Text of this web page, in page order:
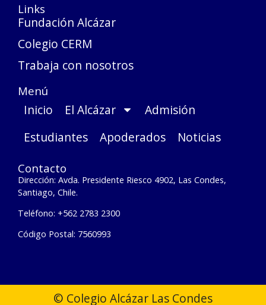
Links
Fundación Alcázar
Colegio CERM
Trabaja con nosotros
Menú
Inicio El Alcázar
Admisión
Estudiantes
Apoderados Noticias
Contacto
Dirección: Avda. Presidente Riesco 4902, Las Condes,
Santiago, Chile.
Teléfono: +562 2783 2300
Código Postal: 7560993
© Colegio Alcázar Las Condes